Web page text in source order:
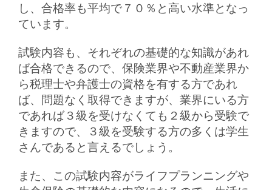
し、合格率も平均で７０％と高い水準となっ
ています。
試験内容も、それぞれの基礎的な知識があれ
ば合格できるので、保険業界や不動産業界か
ら税理士や弁護士の資格を有する方であれ
ば、問題なく取得できますが、業界にいる方
であれば３級を受けなくても２級から受験で
きますので、３級を受験する方の多くは学生
さんであると言えるでしょう。
また、この試験内容がライフプランニングや